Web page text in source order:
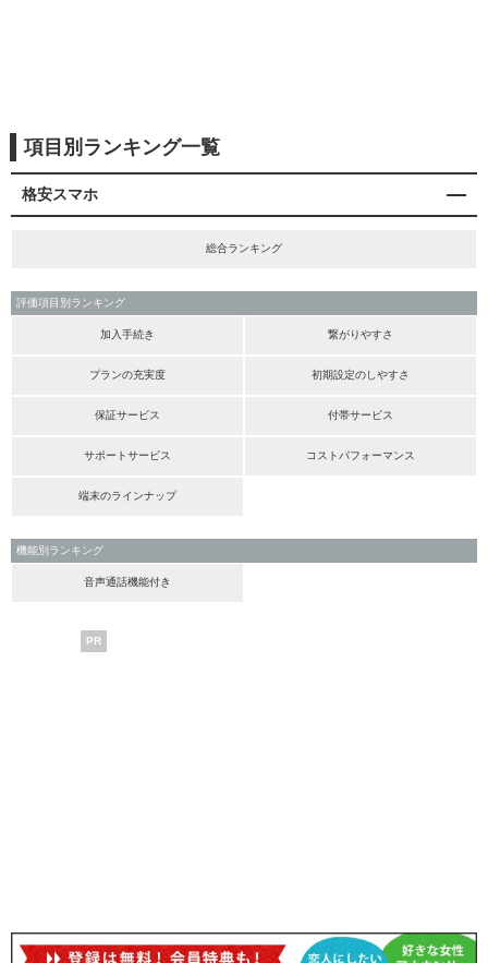
項目別ランキング一覧
格安スマホ
総合ランキング
評価項目別ランキング
加入手続き 繋がりやすさ
プランの充実度 初期設定のしやすさ
保証サービス 付帯サービス
サポートサービス コストパフォーマンス
端末のラインナップ
機能別ランキング
音声通話機能付き
PR